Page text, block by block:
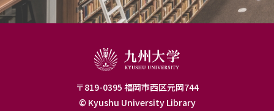
〒819-0395 福岡市西区元岡744
© Kyushu University Library